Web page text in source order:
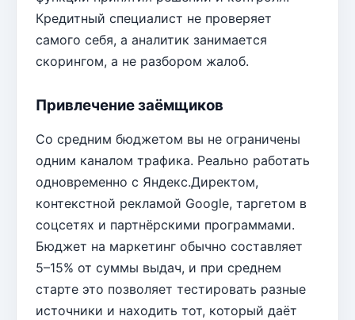
Кредитный специалист не проверяет
самого себя, а аналитик занимается
скорингом, а не разбором жалоб.
Привлечение заёмщиков
Со средним бюджетом вы не ограничены
одним каналом трафика. Реально работать
одновременно с Яндекс.Директом,
контекстной рекламой Google, таргетом в
соцсетях и партнёрскими программами.
Бюджет на маркетинг обычно составляет
5–15% от суммы выдач, и при среднем
старте это позволяет тестировать разные
источники и находить тот, который даёт